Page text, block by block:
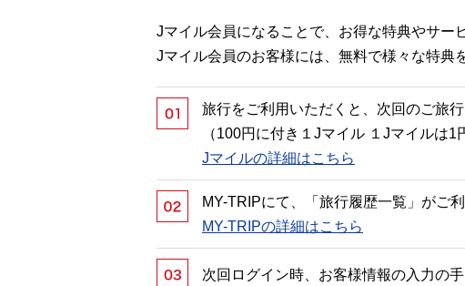
Jマイル会員になることで、お得な特典やサー
Jマイル会員のお客様には、無料で様々な特典
旅行をご利用いただくと、次回のご旅
（100円に付き１Jマイル １Jマイルは1
Jマイルの詳細はこちら
MY-TRIPにて、「旅行履歴一覧」がご利
MY-TRIPの詳細はこちら
次回ログイン時、お客様情報の入力の手